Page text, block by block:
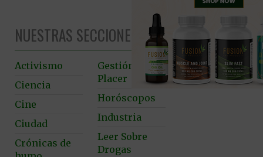
NUESTRAS SECCIONES
Activismo
Ciencia
Cine
Ciudad
Crónicas de
Gestión del
Placer
Horóscopos
Industria
Leer Sobre
Drogas